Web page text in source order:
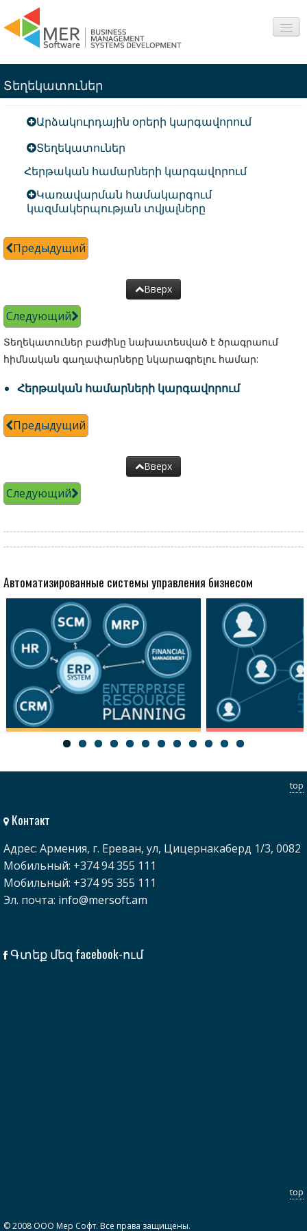
Сферы
Продукты
Տեղեկատուներ
Արձակուրդային օրերի կարգավորում
Տեղեկատուներ
Հերթական համարների կարգավորում
Կառավարման համակարգում
կազմակերպության տվյալները
Предыдущий
Вверх
Следующий
Տեղեկատուներ բաժինը նախատեսված է ծրագրաում
հիմնական գաղափարները նկարագրելու համար:
Հերթական համարների կարգավորում
Предыдущий
Вверх
Следующий
Автоматизированные системы управления бизнесом
Персонал
top
Контакт
Адрес: Армения, г. Ереван, ул, Цицернакаберд 1/3, 0082
Мобильный: +374 94 355 111
Мобильный: +374 95 355 111
Эл. почта: info@mersoft.am
Գտեք մեզ facebook-ում
top
© 2008 ООО Мер Софт. Все права защищены.